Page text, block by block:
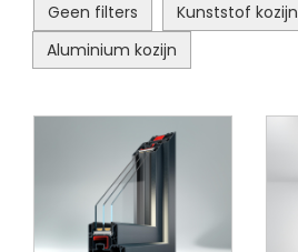
Geen filters
Kunststof kozijn
Aluminium kozijn